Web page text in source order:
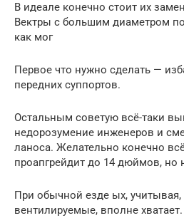
В идеале конечно стоит их
Вектры с большим диаметром
как мог
Первое что нужно сделать —
передних суппортов.
Остальным советую всё-таки
недорозумение инженеров и
ланоса. Желательно конечно
проапгрейдит до 14 дюймов, но
При обычной езде ых, учитывая,
вентилируемые, вполне